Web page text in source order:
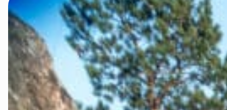
Aurskog-
Bærum
Groruddalen